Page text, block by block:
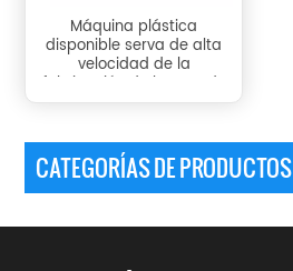
Máquina plástica
disponible serva de alta
velocidad de la
fabricación de la taza de
café JS850-560
CATEGORÍAS DE PRODUCTOS